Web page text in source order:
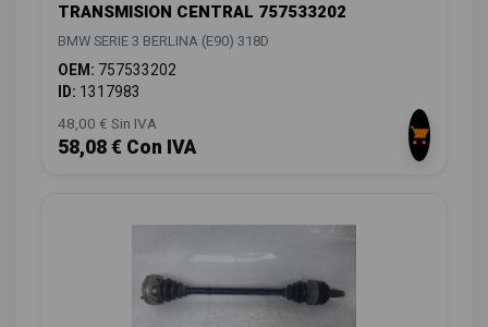
TRANSMISION CENTRAL 757533202
BMW SERIE 3 BERLINA (E90) 318D
OEM: 757533202
ID: 1317983
48,00 € Sin IVA
58,08 € Con IVA